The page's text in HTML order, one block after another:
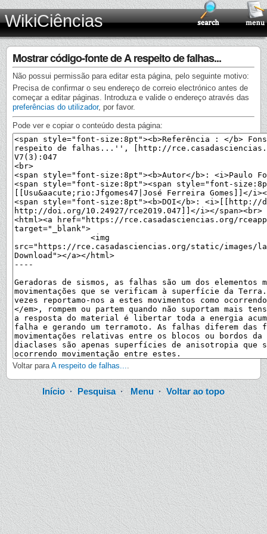
WikiCiências
Mostrar código-fonte de A respeito de falhas...
Não possui permissão para editar esta página, pelo seguinte motivo:
Precisa de confirmar o seu endereço de correio electrónico antes de
começar a editar páginas. Introduza e valide o endereço através das
preferências do utilizador, por favor.
Pode ver e copiar o conteúdo desta página:
Voltar paraA respeito de falhas....
Início·Pesquisa·Menu· Voltar ao topo